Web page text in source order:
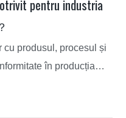
pentru industria
cu produsul, procesul și
în producția
de a vă angaja la